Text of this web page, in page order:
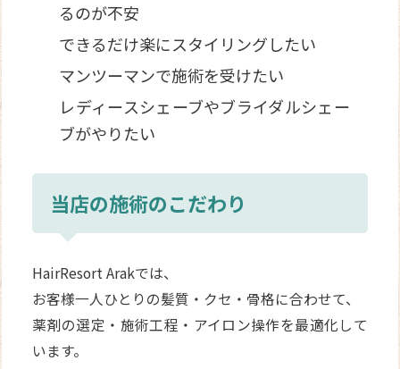
るのが不安
できるだけ楽にスタイリングしたい
マンツーマンで施術を受けたい
レディースシェーブやブライダルシェー
ブがやりたい
当店の施術のこだわり
HairResort Arakでは、
お客様一人ひとりの髪質・クセ・骨格に合わせて、
薬剤の選定・施術工程・アイロン操作を最適化して
います。